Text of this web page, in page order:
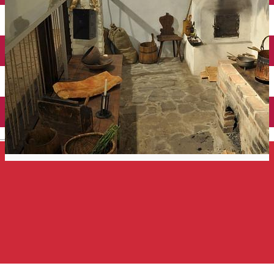
English
Închirieri auto
Închirieri de biciclete